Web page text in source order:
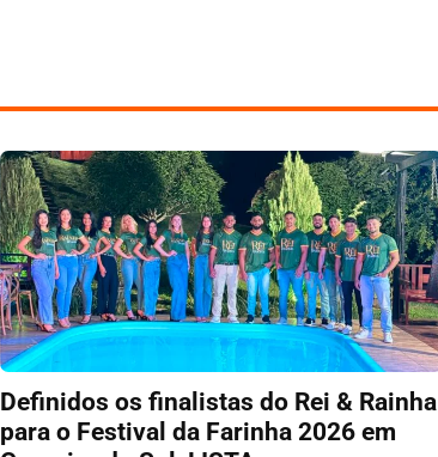
Definidos os finalistas do Rei & Rainha
para o Festival da Farinha 2026 em